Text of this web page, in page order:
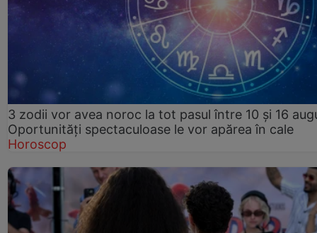
3 zodii vor avea noroc la tot pasul între 10 și 16
Oportunități spectaculoase le vor apărea în cale
Horoscop